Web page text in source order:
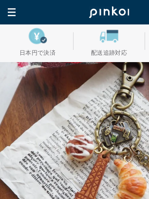
日本円で決済 配送追跡対応